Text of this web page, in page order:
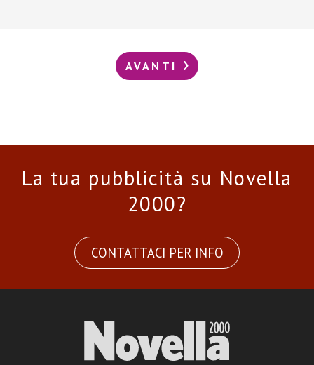
AVANTI
La tua pubblicità su Novella
2000?
CONTATTACI PER INFO